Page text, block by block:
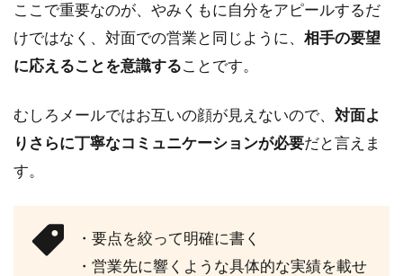
を利
用す
る
フ
ー
マ
ー
ここで重要なのが、やみくもに自分をアピールするだ
けではなく、対面での営業と同じように、 相手の要望
に応えることを意識することです。
むしろメールではお互いの顔が見えないので、 対面よ
りさらに丁寧なコミュニケーションが必要だと言えま
す。
・要点を絞って明確に書く
・営業先に響くような具体的な実績を載せ